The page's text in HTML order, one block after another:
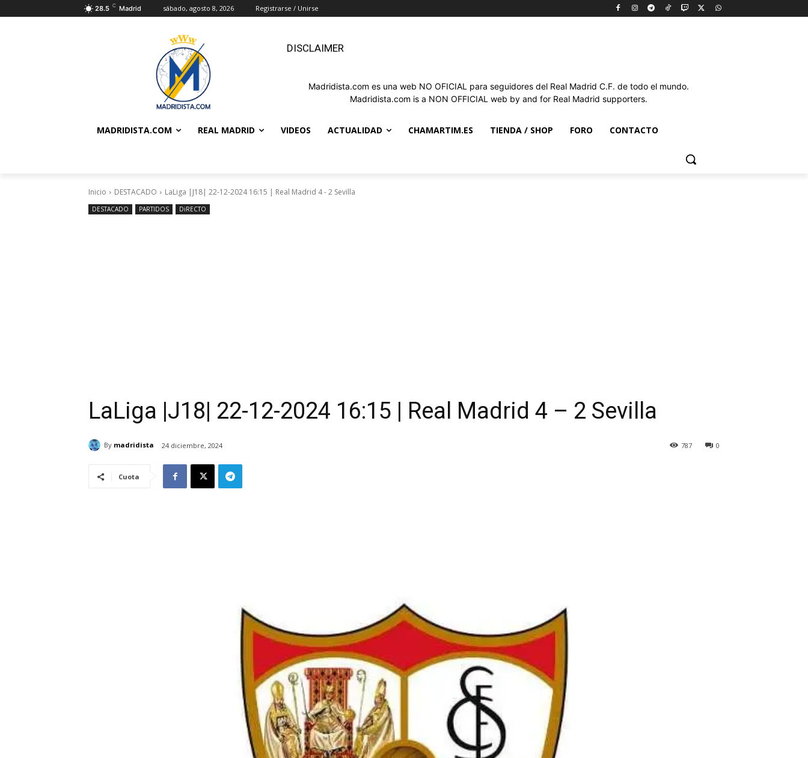
28.5 C Madrid sábado, agosto 8, 2026 Registrarse / Unirse
DISCLAIMER
Madridista.com es una web NO OFICIAL para seguidores del Real Madrid C.F. de todo el mundo.
Madridista.com is a NON OFFICIAL web by and for Real Madrid supporters.
MADRIDISTA.COM REAL MADRID VIDEOS ACTUALIDAD CHAMARTIM.ES TIENDA / SHOP FORO CONTACTO
Inicio DESTACADO LaLiga |J18| 22-12-2024 16:15 | Real Madrid 4 - 2 Sevilla
DESTACADO PARTIDOS DiRECTO
LaLiga |J18| 22-12-2024 16:15 | Real Madrid 4 – 2 Sevilla
By madridista 24 diciembre, 2024 0
787
Cuota